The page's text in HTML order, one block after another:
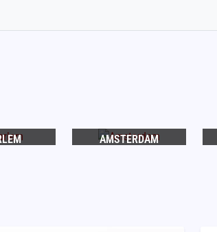
AMSTERDAM